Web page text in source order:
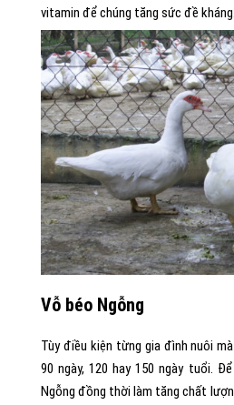
vitamin để chúng tăng sức đề kháng.
Vỗ béo Ngỗng
Tùy điều kiện từng gia đình nuôi
90 ngày, 120 hay 150 ngày tuổi.
Ngỗng đồng thời làm tăng chất